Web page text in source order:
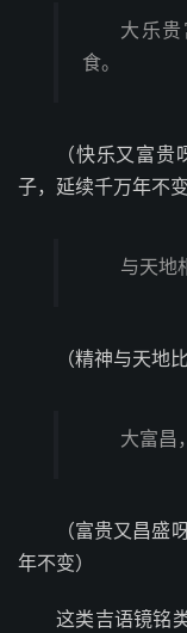
大乐
食。
（快乐又富
子，延续千万年不变
与天地
（精神与天地
大富昌
（富贵又昌盛
年不变）
这类吉语镜铭